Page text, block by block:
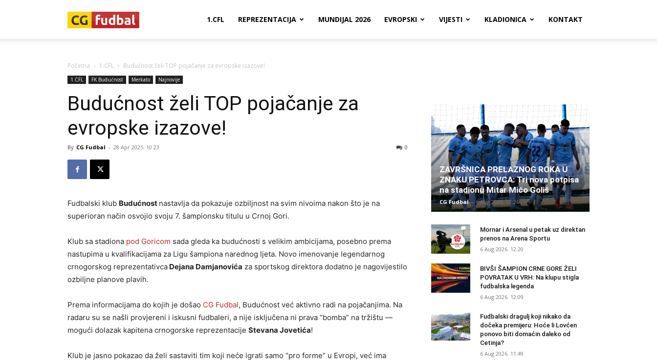
1.CFL REPREZENTACIJA MUNDIJAL 2026 EVROPSKI VIJESTI KLADIONICA KONTAKT
Početna 1.CFL Budućnost želi TOP pojačanje za evropske izazove!
1.CFL FK Budućnost Merkato Najnovije
Budućnost želi TOP pojačanje za
evropske izazove!
By CG Fudbal - 28 Apr 2025. 10:23 0
Fudbalski klub Budućnost nastavlja da pokazuje ozbiljnost na svim nivoima nakon što je na
superioran način osvojio svoju 7. šampionsku titulu u Crnoj Gori.
Klub sa stadiona pod Goricom sada gleda ka budućnosti s velikim ambicijama, posebno prema
nastupima u kvalifikacijama za Ligu šampiona narednog ljeta. Novo imenovanje legendarnog
crnogorskog reprezentativca Dejana Damjanovića za sportskog direktora dodatno je nagovijestilo
ozbiljne planove plavih.
Prema informacijama do kojih je došao CG Fudbal, Budućnost već aktivno radi na pojačanjima. Na
radaru su se našli provjereni i iskusni fudbaleri, a nije isključena ni prava “bomba” na tržištu —
mogući dolazak kapitena crnogorske reprezentacije Stevana Jovetića!
Klub je jasno pokazao da želi sastaviti tim koji neće igrati samo “pro forme” u Evropi, već ima
ZAVRŠNICA PRELAZNOG ROKA U
ZNAKU PETROVCA: Tri nova potpisa
na stadionu Mitar Mićo Goliš
CG Fudbal - 6 Aug 2026. 12:26
Mornar i Arsenal u petak uz direktan
prenos na Arena Sportu
6 Aug 2026. 12:20
BIVŠI ŠAMPION CRNE GORE ŽELI
POVRATAK U VRH: Na klupu stigla
fudbalska legenda
6 Aug 2026. 12:09
Fudbalski dragulj koji nikako da
dočeka premijeru: Hoće li Lovćen
ponovo biti domaćin daleko od
Cetinja?
6 Aug 2026. 11:49